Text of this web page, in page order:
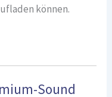
können.
Sound